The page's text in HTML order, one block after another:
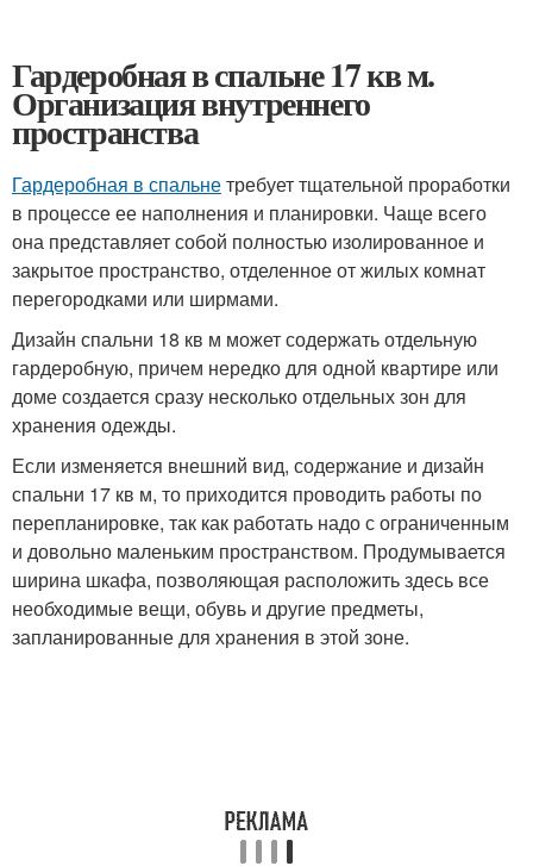
Гардеробная в спальне 17 кв м.
Организация внутреннего
пространства
Гардеробная в спальнетребует тщательной проработки
в процессе ее наполнения и планировки. Чаще всего
она представляет собой полностью изолированное и
закрытое пространство, отделенное от жилых комнат
перегородками или ширмами.
Дизайн спальни 18 кв м может содержать отдельную
гардеробную, причем нередко для одной квартире или
доме создается сразу несколько отдельных зон для
хранения одежды.
Если изменяется внешний вид, содержание и дизайн
спальни 17 кв м, то приходится проводить работы по
перепланировке, так как работать надо с ограниченным
и довольно маленьким пространством. Продумывается
ширина шкафа, позволяющая расположить здесь все
необходимые вещи, обувь и другие предметы,
запланированные для хранения в этой зоне.